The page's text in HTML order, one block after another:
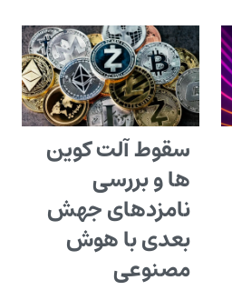
سقوط آلت کوین
ها و بررسی
نامزدهای جهش
بعدی با هوش
مصنوعی